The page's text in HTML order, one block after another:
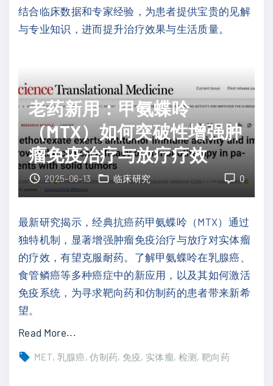
结合临床数据和专家经验，为患者提供宝贵的见解
与专业知识，进而提升治疗效果与生活质量。
老药新用：甲氨蝶呤
（MTX）如何突破性增强肿
瘤免疫治疗与放疗疗效
0
2025-06-13 临床研究
最新研究揭示，经典抗癌药甲氨蝶呤（MTX）通过
独特机制，显著增强肿瘤免疫治疗与放疗对实体瘤
的疗效，有望克服耐药。了解甲氨蝶呤在乳腺癌、
食管鳞癌等多种癌症中的新应用，以及其如何激活
免疫系统，为寻求靶向药和仿制药的患者带来新希
望。
Read More..."
老
MET 乳腺癌 仿制药 免疫 实体瘤 检测 靶向药